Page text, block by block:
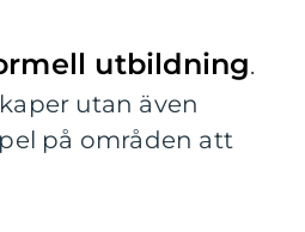
utbildning.
utan även
på områden att